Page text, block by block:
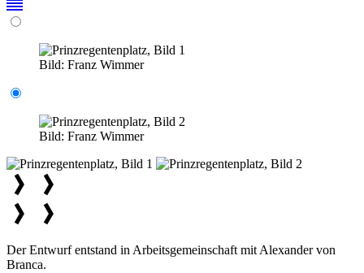
Bild: Franz Wimmer
Bild: Franz Wimmer
Der Entwurf entstand in Arbeitsgemeinschaft mit Alexander von
Branca.